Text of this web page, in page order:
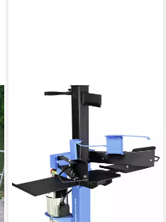
Elektroholzspalter Güde
544,99 €
15,82 €mtl. in 48 Raten
lieferbar - in 4-5 Werktagen bei dir